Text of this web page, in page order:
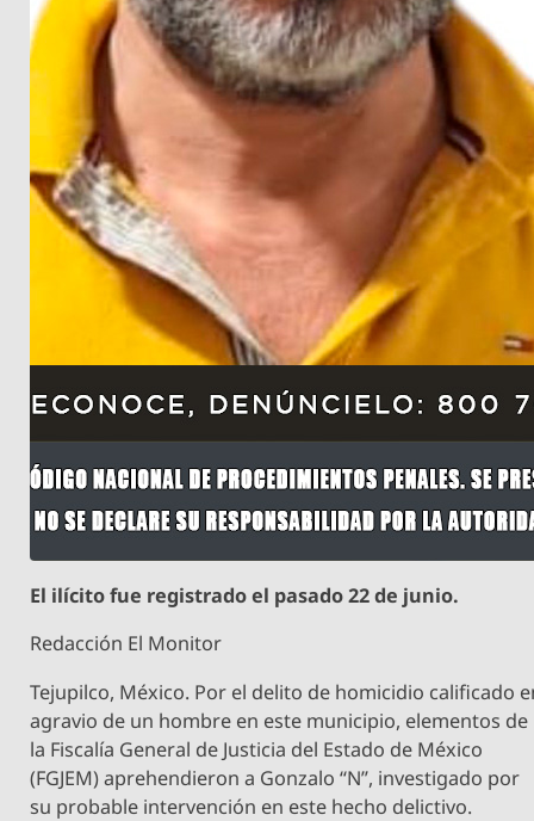
El ilícito fue registrado el pasado 22 de junio.
Redacción El Monitor
Tejupilco, México. Por el delito de homicidio calificado
agravio de un hombre en este municipio, elementos de
la Fiscalía General de Justicia del Estado de México
(FGJEM) aprehendieron a Gonzalo “N”, investigado por
su probable intervención en este hecho delictivo.